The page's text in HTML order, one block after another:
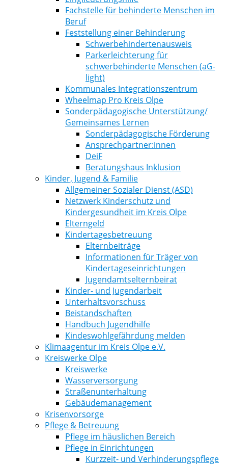
Fachstelle für behinderte Menschen im
Beruf
Feststellung einer Behinderung
Schwerbehindertenausweis
Parkerleichterung für
schwerbehinderte Menschen (aG-
light)
Kommunales Integrationszentrum
Wheelmap Pro Kreis Olpe
Sonderpädagogische Unterstützung/
Gemeinsames Lernen
Sonderpädagogische Förderung
Ansprechpartner:innen
DeiF
Beratungshaus Inklusion
Kinder, Jugend & Familie
Allgemeiner Sozialer Dienst (ASD)
Netzwerk Kinderschutz und
Kindergesundheit im Kreis Olpe
Elterngeld
Kindertagesbetreuung
Elternbeiträge
Informationen für Träger von
Kindertageseinrichtungen
Jugendamtselternbeirat
Kinder- und Jugendarbeit
Unterhaltsvorschuss
Beistandschaften
Handbuch Jugendhilfe
Kindeswohlgefährdung melden
Klimaagentur im Kreis Olpe e.V.
Kreiswerke Olpe
Kreiswerke
Wasserversorgung
Straßenunterhaltung
Gebäudemanagement
Krisenvorsorge
Pflege & Betreuung
Pflege im häuslichen Bereich
Pflege in Einrichtungen
Kurzzeit- und Verhinderungspflege